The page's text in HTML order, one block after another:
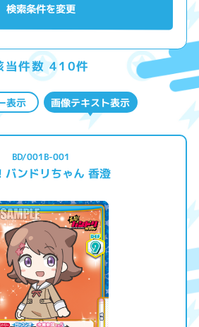
検索条件を変更
当件数 410件
表示 画像テキスト表示
BD/001B-001
バンドリちゃん 香澄